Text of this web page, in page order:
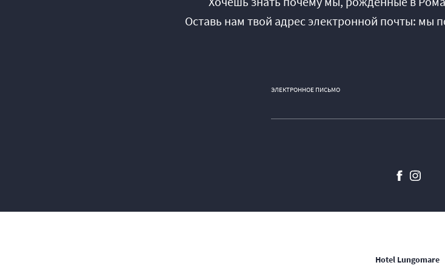
Оставь нам твой адрес электронной почты: мы
ЭЛЕКТРОННОЕ ПИСЬМО
Hotel Lungomare